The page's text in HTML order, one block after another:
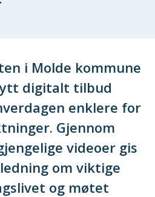
i Molde kommune
digitalt tilbud
enklere for
Gjennom
videoer gis
om viktige
og møtet